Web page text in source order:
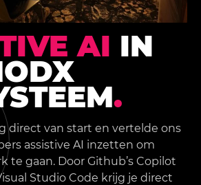
AI IN
.
direct van start en vertelde ons
assistive AI inzetten om
te gaan. Door Github’s Copilot
Studio Code krijg je direct